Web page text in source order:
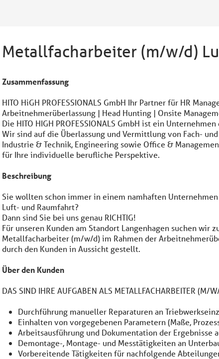
Metallfacharbeiter (m/w/d)
Zusammenfassung
HITO HiGH PROFESSIONALS GmbH Ihr Partner für HR
Arbeitnehmerüberlassung | Head Hunting | Onsite
Die HITO HIGH PROFESSIONALS GmbH ist ein
Wir sind auf die Überlassung und Vermittlung von Fach-
Industrie & Technik, Engineering sowie Office &
für Ihre individuelle berufliche Perspektive.
Beschreibung
Sie wollten schon immer in einem namhaften
Luft- und Raumfahrt?
Dann sind Sie bei uns genau RICHTIG!
Für unseren Kunden am Standort Langenhagen suchen wir
Metallfacharbeiter (m/w/d) im Rahmen der
durch den Kunden in Aussicht gestellt.
Über den Kunden
DAS SIND IHRE AUFGABEN ALS METALLFACHARBEITER (M/
Durchführung manueller Reparaturen an
Einhalten von vorgegebenen Parametern (Maße,
Arbeitsausführung und Dokumentation der Ergebnisse
Demontage-, Montage- und Messtätigkeiten an
Vorbereitende Tätigkeiten für nachfolgende